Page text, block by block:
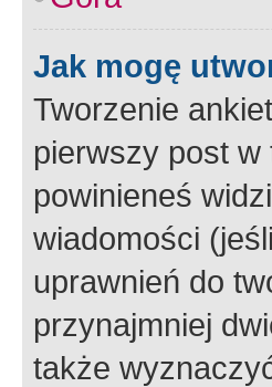
Jak mogę
Tworzenie
pierwszy post
powinieneś
wiadomości
uprawnień do
przynajmniej
także